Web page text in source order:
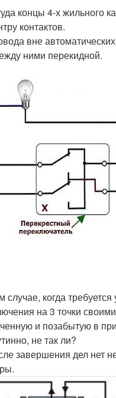
концы 4-х жильного
контактов.
вне
ними перекидной.
когда
на 3 точки
и позабытую в
не так ли?
завершения дел нет